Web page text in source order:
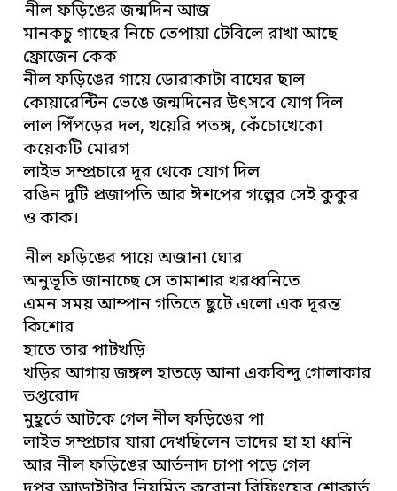
নীল ফড়িঙের জন্মদিন আজ
মানকচু গাছের নিচে তেপায়া টেবিলে রাখা আছে
ফ্রোজেন কেক
নীল ফড়িঙের গায়ে ডোরাকাটা বাঘের ছাল
কোয়ারেন্টিন ভেঙে জন্মদিনের উৎসবে যোগ দিল
লাল পিঁপড়ের দল, খয়েরি পতঙ্গ, কেঁচোখেকো
কয়েকটি মোরগ
লাইভ সম্প্রচারে দূর থেকে যোগ দিল
রঙিন দুটি প্রজাপতি আর ঈশপের গল্পের সেই কুকুর
ও কাক।
নীল ফড়িঙের পায়ে অজানা ঘোর
অনুভূতি জানাচ্ছে সে তামাশার খরধ্বনিতে
এমন সময় আম্পান গতিতে ছুটে এলো এক দূরন্ত
কিশোর
হাতে তার পাটখড়ি
খড়ির আগায় জঙ্গল হাতড়ে আনা একবিন্দু গোলাকার
তপ্তরোদ
মুহূর্তে আটকে গেল নীল ফড়িঙের পা
লাইভ সম্প্রচার যারা দেখছিলেন তাদের হা হা ধ্বনি
আর নীল ফড়িঙের আর্তনাদ চাপা পড়ে গেল